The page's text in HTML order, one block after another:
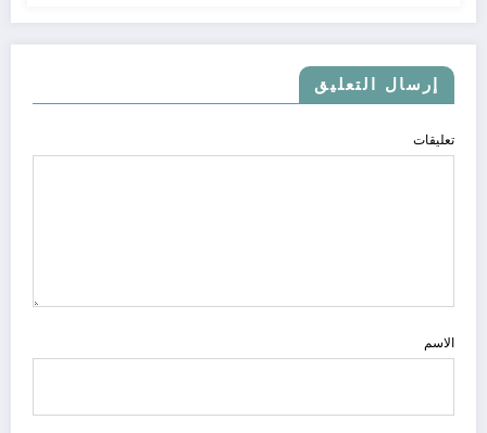
إرسال التعليق
تعليقات
الاسم